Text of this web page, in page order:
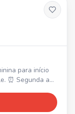
⏰ Segunda a
são diferenciais.